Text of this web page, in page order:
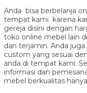
Anda bisa berbelanja
tempat kami karena
gereja disini dengan
toko online mebel lain
dan terjamin. Anda
custom yang sesuai
anda di tempat kami.
informasi dan
mebel berkualitas